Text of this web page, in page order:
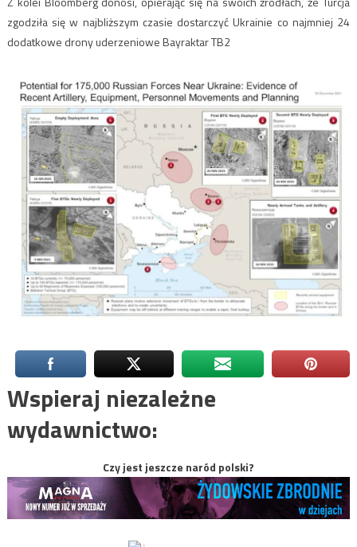
zgodziła się w najbliższym czasie dostarczyć Ukrainie co najmniej 24
dodatkowe drony uderzeniowe Bayraktar TB2
Wspieraj niezależne
wydawnictwo:
Czy jest jeszcze naród polski?